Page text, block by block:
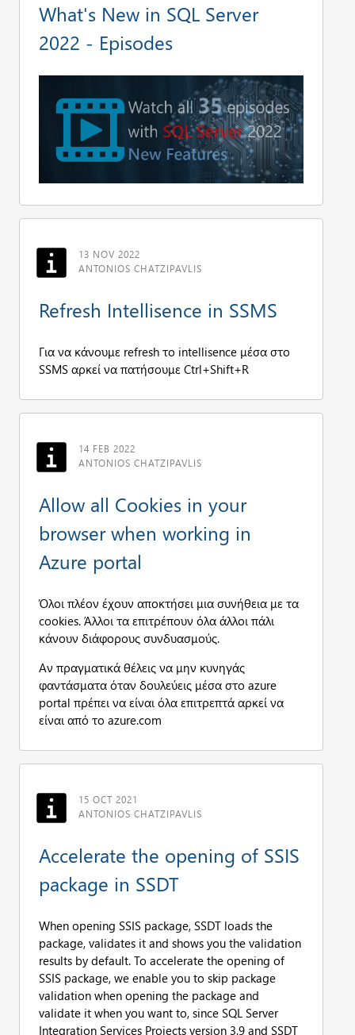
What's New in SQL Server
2022 - Episodes
13 NOV 2022
ANTONIOS CHATZIPAVLIS
Refresh Intellisence in SSMS
Για να κάνουμε refresh το intellisence μέσα στο
SSMS αρκεί να πατήσουμε Ctrl+Shift+R
14 FEB 2022
ANTONIOS CHATZIPAVLIS
Allow all Cookies in your
browser when working in
Azure portal
Όλοι πλέον έχουν αποκτήσει μια συνήθεια με τα
cookies. Άλλοι τα επιτρέπουν όλα άλλοι πάλι
κάνουν διάφορους συνδυασμούς.
Αν πραγματικά θέλεις να μην κυνηγάς
φαντάσματα όταν δουλεύεις μέσα στο azure
portal πρέπει να είναι όλα επιτρεπτά αρκεί να
είναι από το azure.com
15 OCT 2021
ANTONIOS CHATZIPAVLIS
Accelerate the opening of SSIS
package in SSDT
When opening SSIS package, SSDT loads the
package, validates it and shows you the validation
results by default. To accelerate the opening of
SSIS package, we enable you to skip package
validation when opening the package and
validate it when you want to, since SQL Server
Integration Services Projects version 3.9 and SSDT